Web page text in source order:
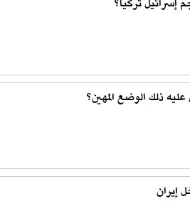
إسرائيل تركيا؟
ذلك الوضع المهين؟
إيران